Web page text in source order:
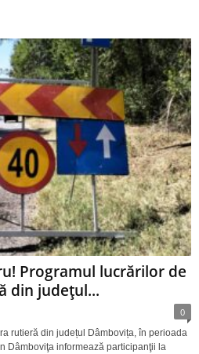
Programul lucrărilor de
din județul...
0
rutieră din județul Dâmbovița, în perioada
Dâmboviţa informează participanţii la